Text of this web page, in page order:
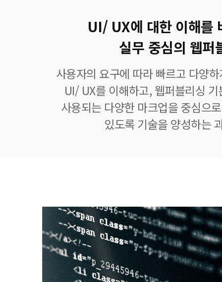
UI/ UX에 대한 이해를
실무 중심의 웹퍼
사용자의 요구에 따라 빠르고 다양
UI/ UX를 이해하고, 웹퍼블리싱
사용되는 다양한 마크업을 중심으
있도록 기술을 양성하는